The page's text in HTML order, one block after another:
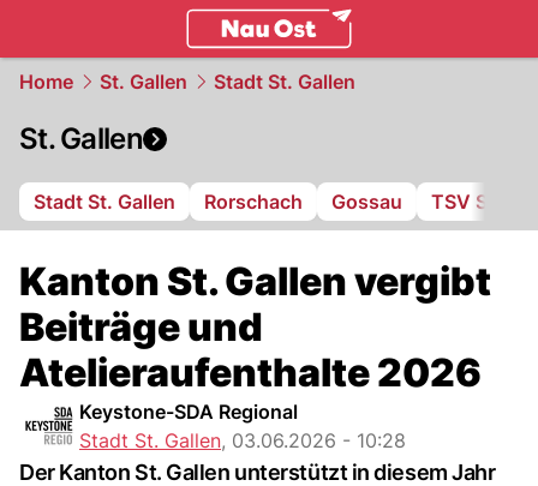
Home St. Gallen Stadt St. Gallen
St. Gallen
Stadt St. Gallen Rorschach Gossau TSV St.
Kanton St. Gallen vergibt
Beiträge und
Atelieraufenthalte 2026
Keystone-SDA Regional
Stadt St. Gallen, 03.06.2026 - 10:28
Der Kanton St. Gallen unterstützt in diesem Jahr